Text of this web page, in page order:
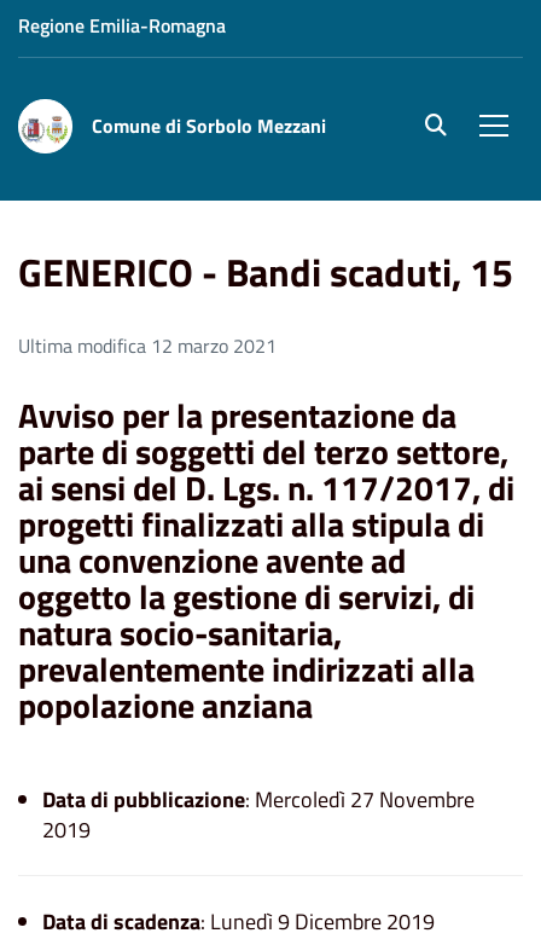
Regione Emilia-Romagna
Comune di Sorbolo Mezzani site.searc
GENERICO - Bandi scaduti, 15
Ultima modifica 12 marzo 2021
Avviso per la presentazione da
parte di soggetti del terzo settore,
ai sensi del D. Lgs. n. 117/2017, di
progetti finalizzati alla stipula di
una convenzione avente ad
oggetto la gestione di servizi, di
natura socio-sanitaria,
prevalentemente indirizzati alla
popolazione anziana
Data di pubblicazione: Mercoledì 27 Novembre
2019
Data di scadenza: Lunedì 9 Dicembre 2019